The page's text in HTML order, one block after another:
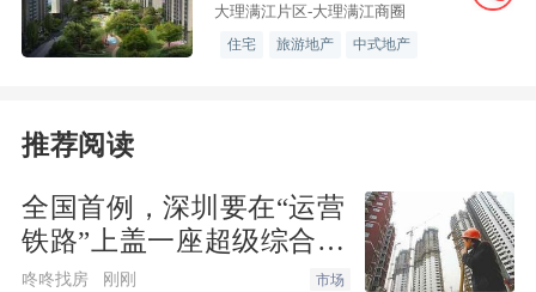
二手房市场的调整更为明显。4月70
一线城市二手住宅销售价格由涨转跌，环
比下降0.2%，上月为上涨0.2%；二、三线
城市二手住宅销售价格环比均下降0.4%，
降幅比上月分别扩大0.2个和0.1个百分
大理满江片区-大理满江商圈
住宅 旅游地产 中式地产
推荐阅读
全国首例，深圳要在“运营
铁路”上盖一座超级综合
体！
咚咚找房 刚刚 市场